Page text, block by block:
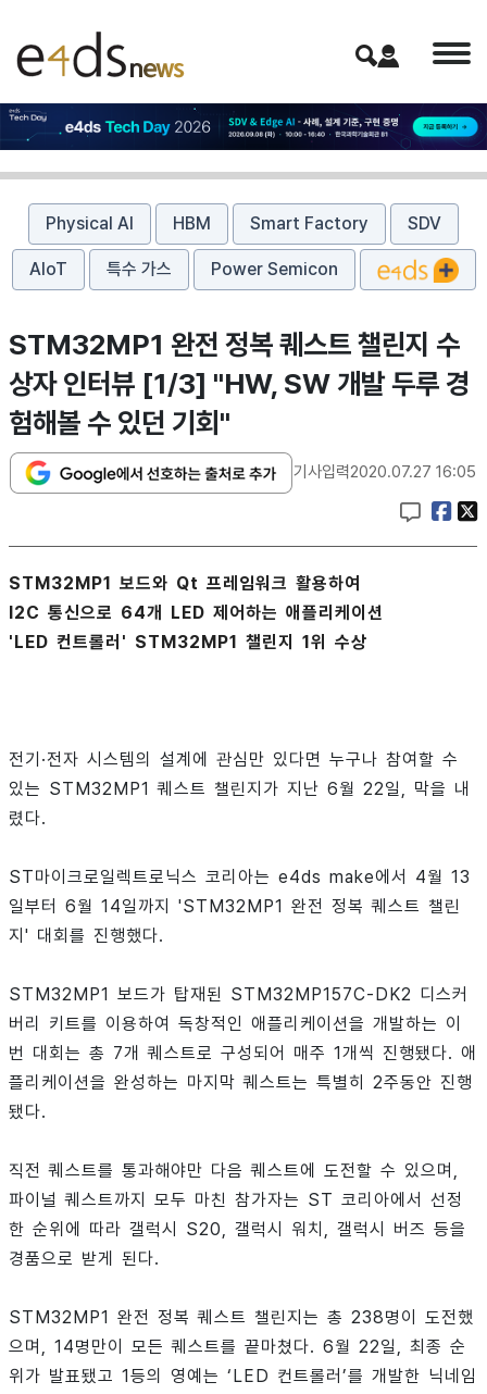
Physical AI HBM Smart Factory SDV
AIoT 특수 가스 Power Semicon
STM32MP1 완전 정복 퀘스트 챌린지 수
상자 인터뷰 [1/3] "HW, SW 개발 두루 경
험해볼 수 있던 기회"
기사입력2020.07.27 16:05
STM32MP1 보드와 Qt 프레임워크 활용하여
I2C 통신으로 64개 LED 제어하는 애플리케이션
'LED 컨트롤러' STM32MP1 챌린지 1위 수상
전기·전자 시스템의 설계에 관심만 있다면 누구나 참여할 수
있는 STM32MP1 퀘스트 챌린지가 지난 6월 22일, 막을 내
렸다.
ST마이크로일렉트로닉스 코리아는 e4ds make에서 4월 13
일부터 6월 14일까지 'STM32MP1 완전 정복 퀘스트 챌린
지' 대회를 진행했다.
STM32MP1 보드가 탑재된 STM32MP157C-DK2 디스커
버리 키트를 이용하여 독창적인 애플리케이션을 개발하는 이
번 대회는 총 7개 퀘스트로 구성되어 매주 1개씩 진행됐다. 애
플리케이션을 완성하는 마지막 퀘스트는 특별히 2주동안 진행
됐다.
직전 퀘스트를 통과해야만 다음 퀘스트에 도전할 수 있으며,
파이널 퀘스트까지 모두 마친 참가자는 ST 코리아에서 선정
한 순위에 따라 갤럭시 S20, 갤럭시 워치, 갤럭시 버즈 등을
경품으로 받게 된다.
STM32MP1 완전 정복 퀘스트 챌린지는 총 238명이 도전했
으며, 14명만이 모든 퀘스트를 끝마쳤다. 6월 22일, 최종 순
위가 발표됐고 1등의 영예는 ‘LED 컨트롤러’를 개발한 닉네임